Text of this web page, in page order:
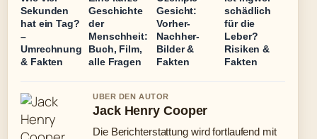
Sekunden
hat ein Tag?
–
Umrechnung
& Fakten
Geschichte
der
Menschheit:
Buch, Film,
alle Fragen
Gesicht:
Vorher-
Nachher-
Bilder &
Fakten
schädlich
für die
Leber?
Risiken &
Fakten
UBER DEN AUTOR
Jack Henry Cooper
Die Berichterstattung wird fortlaufend mit